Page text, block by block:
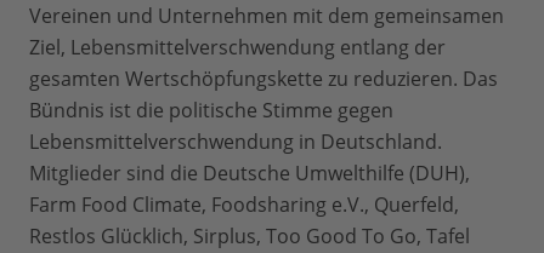
Vereinen und Unternehmen mit dem gemeinsamen
Ziel, Lebensmittelverschwendung entlang der
gesamten Wertschöpfungskette zu reduzieren. Das
Bündnis ist die politische Stimme gegen
Lebensmittelverschwendung in Deutschland.
Mitglieder sind die Deutsche Umwelthilfe (DUH),
Farm Food Climate, Foodsharing e.V., Querfeld,
Restlos Glücklich, Sirplus, Too Good To Go, Tafel